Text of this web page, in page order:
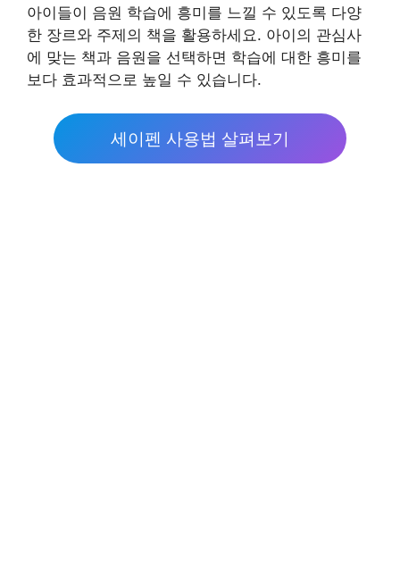
아이들이 음원 학습에 흥미를 느낄 수 있도록 다양
한 장르와 주제의 책을 활용하세요. 아이의 관심사
에 맞는 책과 음원을 선택하면 학습에 대한 흥미를
보다 효과적으로 높일 수 있습니다.
세이펜 사용법 살펴보기